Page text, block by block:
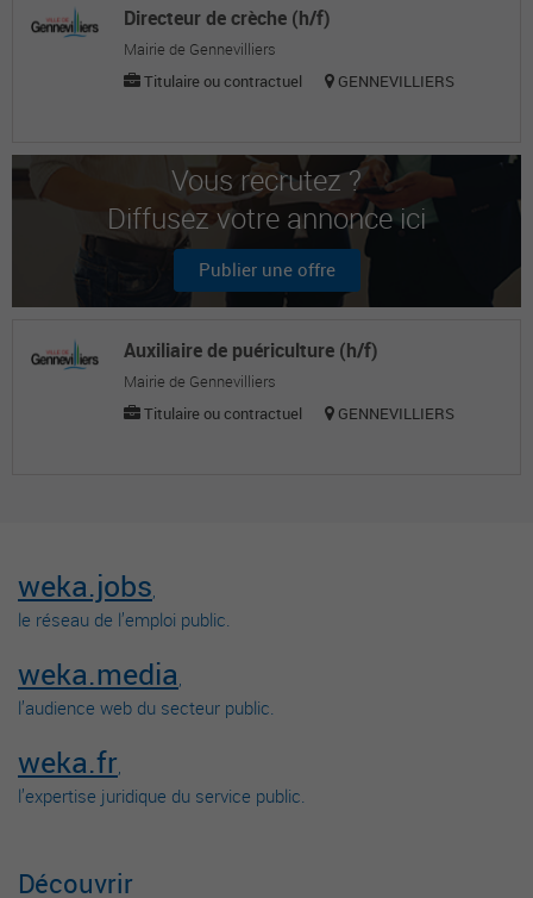
Directeur de crèche (h/f)
Mairie de Gennevilliers
Titulaire ou contractuel
GENNEVILLIERS
Vous recrutez ?
Diffusez votre annonce ici
Publier une offre
Auxiliaire de puériculture (h/f)
Mairie de Gennevilliers
Titulaire ou contractuel
GENNEVILLIERS
weka.jobs,
le réseau de l’emploi public.
weka.media,
l’audience web du secteur public.
weka.fr,
l’expertise juridique du service public.
Découvrir